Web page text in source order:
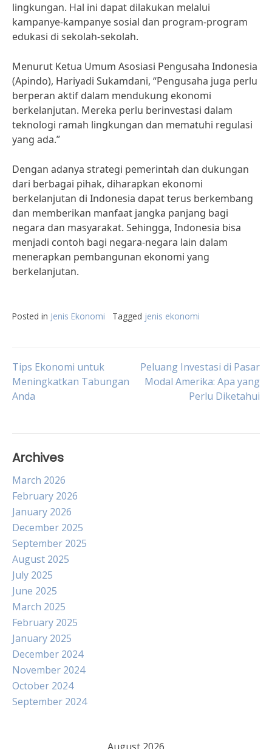
lingkungan. Hal ini dapat dilakukan melalui
kampanye-kampanye sosial dan program-program
edukasi di sekolah-sekolah.
Menurut Ketua Umum Asosiasi Pengusaha Indonesia
(Apindo), Hariyadi Sukamdani, “Pengusaha juga perlu
berperan aktif dalam mendukung ekonomi
berkelanjutan. Mereka perlu berinvestasi dalam
teknologi ramah lingkungan dan mematuhi regulasi
yang ada.”
Dengan adanya strategi pemerintah dan dukungan
dari berbagai pihak, diharapkan ekonomi
berkelanjutan di Indonesia dapat terus berkembang
dan memberikan manfaat jangka panjang bagi
negara dan masyarakat. Sehingga, Indonesia bisa
menjadi contoh bagi negara-negara lain dalam
menerapkan pembangunan ekonomi yang
berkelanjutan.
Posted in Jenis Ekonomi Tagged jenis ekonomi
Post
navigation
Tips Ekonomi untuk
Meningkatkan Tabungan
Anda
Peluang Investasi di Pasar
Modal Amerika: Apa yang
Perlu Diketahui
Archives
March 2026
February 2026
January 2026
December 2025
September 2025
August 2025
July 2025
June 2025
March 2025
February 2025
January 2025
December 2024
November 2024
October 2024
September 2024